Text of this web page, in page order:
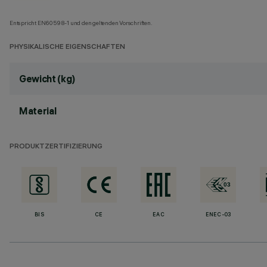
Entspricht EN60598-1 und den geltenden Vorschriften.
PHYSIKALISCHE EIGENSCHAFTEN
Gewicht (kg)
Material
PRODUKTZERTIFIZIERUNG
BIS CE EAC ENEC-03